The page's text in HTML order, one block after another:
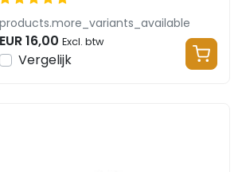
products.more_variants_available
EUR 16,00 Excl. btw
Vergelijk